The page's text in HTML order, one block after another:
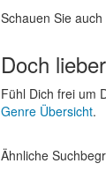
Schauen Sie
Doch
Fühl Dich frei um
Genre Übersicht.
Ähnliche